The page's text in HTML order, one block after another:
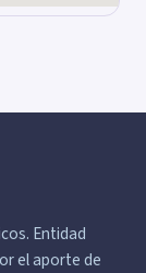
Entidad
el aporte de